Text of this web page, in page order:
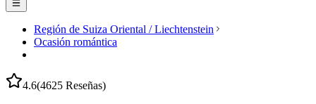
Región de Suiza Oriental / Liechtenstein
Ocasión romántica
4.6(4625 Reseñas)